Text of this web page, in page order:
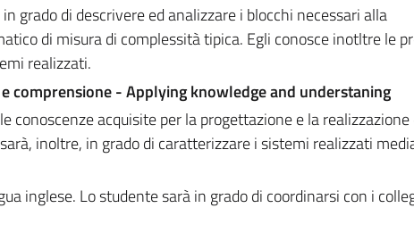
grado di descrivere ed analizzare i blocchi necessari alla
di misura di complessità tipica. Egli conosce inotltre le
realizzati.
comprensione - Applying knowledge and understaning
conoscenze acquisite per la progettazione e la realizzazione
inoltre, in grado di caratterizzare i sistemi realizzati
inglese. Lo studente sarà in grado di coordinarsi con i